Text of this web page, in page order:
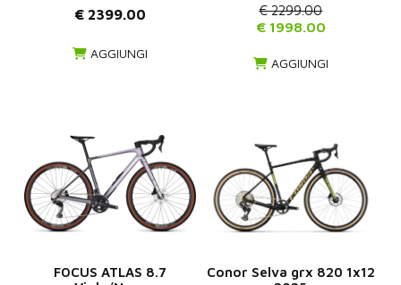
€ 2399.00
AGGIUNGI
€ 2299.00
€ 1998.00
AGGIUNGI
FOCUS ATLAS 8.7
Conor Selva grx 820 1x12